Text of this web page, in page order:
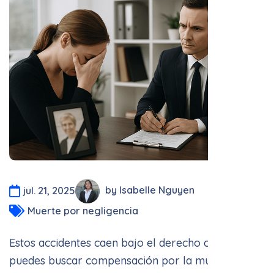
Muerte por negligencia
Estos accidentes caen bajo el derecho civil, y
puedes buscar compensación por la muerte de tus
seres queridos. Típicamente, los miembros de la